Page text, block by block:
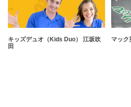
キッズデュオ（Kids Duo） 江坂吹
田
マック